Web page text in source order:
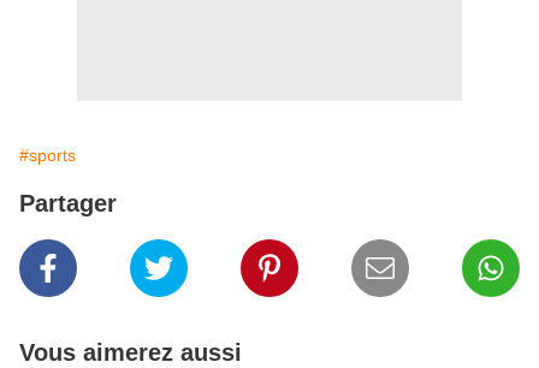
#sports
Partager
Vous aimerez aussi